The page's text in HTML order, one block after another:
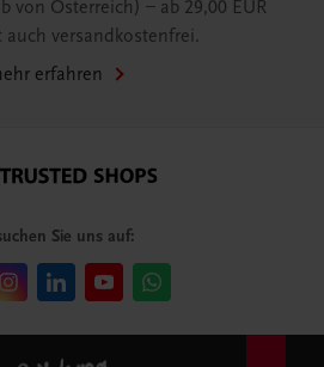
von Österreich) – ab 29,00 EUR
auch versandkostenfrei.
erfahren
Sie uns auf: